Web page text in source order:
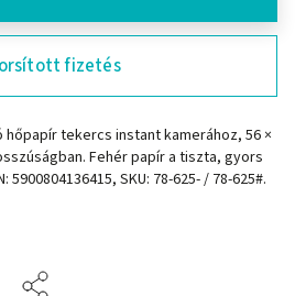
fizetés
tekercs instant kamerához, 56 ×
Fehér papír a tiszta, gyors
SKU: 78-625- / 78-625#.